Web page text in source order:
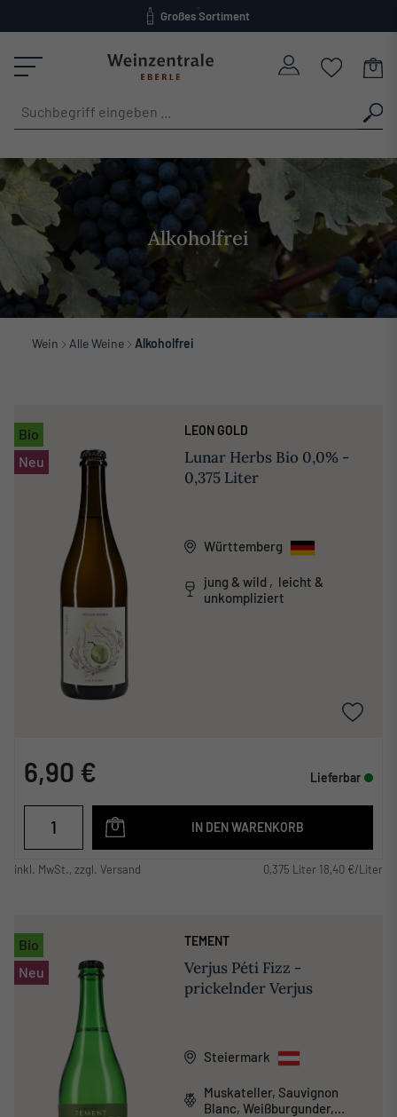
Großes Sortiment
Alkoholfrei
Wein Alle Weine Alkoholfrei
Bio
Neu
LEON GOLD
Lunar Herbs Bio 0,0% -
0,375 Liter
Württemberg
jung & wild , leicht &
unkompliziert
6,90 € Lieferbar
IN DEN WARENKORB
inkl. MwSt., zzgl. Versand 0,375 Liter 18,40 €/Liter
Bio
Neu
TEMENT
Verjus Péti Fizz -
prickelnder Verjus
Steiermark
Muskateller, Sauvignon
Blanc, Weißburgunder,